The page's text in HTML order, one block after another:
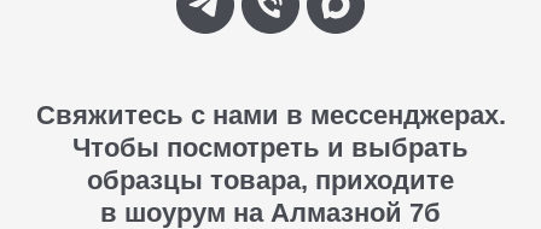
Свяжитесь с нами в мессенджерах.
Чтобы посмотреть и выбрать
образцы товара, приходите
в шоурум на Алмазной 7б